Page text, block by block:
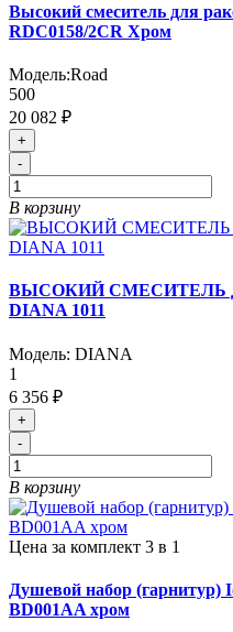
Высокий смеситель для
RDC0158/2CR Хром
Модель:Road
500
20 082 ₽
+
-
В корзину
ВЫСОКИЙ СМЕСИТЕЛЬ
DIANA 1011
Модель: DIANA
1
6 356 ₽
+
-
В корзину
Цена за комплект 3 в 1
Душевой набор (гарнитур)
BD001AA хром